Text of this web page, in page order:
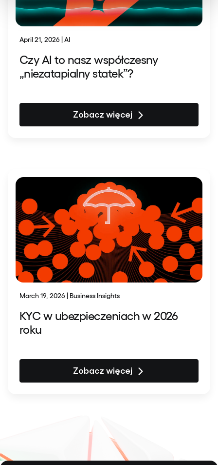
April 21, 2026 | AI
Czy AI to nasz współczesny
„niezatapialny statek”?
Zobacz więcej
March 19, 2026 | Business Insights
KYC w ubezpieczeniach w 2026
roku
Zobacz więcej